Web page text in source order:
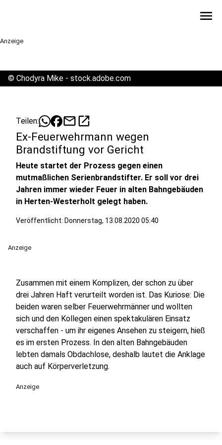
menu
Anzeige
© Chodyra Mike - stock.adobe.com
Teilen: mailopen_in_new
Ex-Feuerwehrmann wegen
Brandstiftung vor Gericht
Heute startet der Prozess gegen einen
mutmaßlichen Serienbrandstifter. Er soll vor drei
Jahren immer wieder Feuer in alten Bahngebäuden
in Herten-Westerholt gelegt haben.
Veröffentlicht: Donnerstag, 13.08.2020 05:40
Anzeige
Zusammen mit einem Komplizen, der schon zu über
drei Jahren Haft verurteilt worden ist. Das Kuriose: Die
beiden waren selber Feuerwehrmänner und wollten
sich und den Kollegen einen spektakulären Einsatz
verschaffen - um ihr eigenes Ansehen zu steigern, hieß
es im ersten Prozess. In den alten Bahngebäuden
lebten damals Obdachlose, deshalb lautet die Anklage
auch auf Körperverletzung.
Anzeige